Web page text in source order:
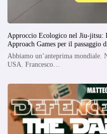
Approccio Ecologico nel Jiu-jitsu:
Approach Games per il passaggio
Abbiamo un’anteprima mondiale.
USA. Francesco…